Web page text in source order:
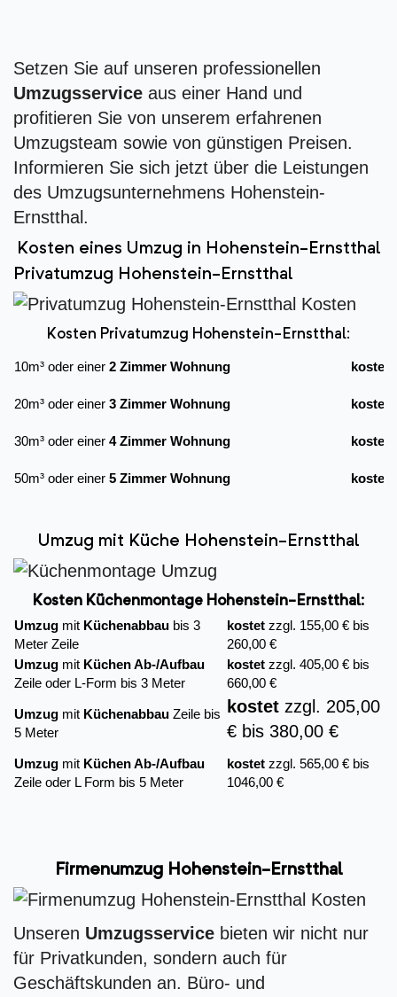
Setzen Sie auf unseren professionellen
Umzugsservice aus einer Hand und
profitieren Sie von unserem erfahrenen
Umzugsteam sowie von günstigen Preisen.
Informieren Sie sich jetzt über die Leistungen
des Umzugsunternehmens Hohenstein-
Ernstthal.
Kosten eines Umzug in Hohenstein-Ernstthal
Privatumzug Hohenstein-Ernstthal
Kosten Privatumzug Hohenstein-Ernstthal:
10m³ oder einer 2 Zimmer Wohnung kostet
20m³ oder einer 3 Zimmer Wohnung kostet
30m³ oder einer 4 Zimmer Wohnung kostet
50m³ oder einer 5 Zimmer Wohnung kostet
Umzug mit Küche Hohenstein-Ernstthal
Kosten Küchenmontage Hohenstein-Ernstthal:
Umzug mit Küchenabbau bis 3
Meter Zeile
kostet zzgl. 155,00 € bis
260,00 €
Umzug mit Küchen Ab-/Aufbau
Zeile oder L-Form bis 3 Meter
kostet zzgl. 405,00 € bis
660,00 €
Umzug mit Küchenabbau Zeile bis
5 Meter
kostet zzgl. 205,00
€ bis 380,00 €
Umzug mit Küchen Ab-/Aufbau
Zeile oder L Form bis 5 Meter
kostet zzgl. 565,00 € bis
1046,00 €
Firmenumzug Hohenstein-Ernstthal
Unseren Umzugsservice bieten wir nicht nur
für Privatkunden, sondern auch für
Geschäftskunden an. Büro- und